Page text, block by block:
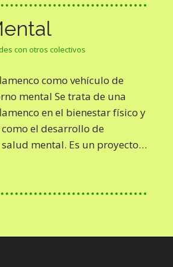
con otros colectivos
como vehículo de
mental Se trata de una
en el bienestar físico y
el desarrollo de
mental. Es un proyecto…